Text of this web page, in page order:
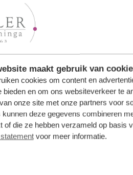
maakt gebruik van
cookies om content en
bieden en om ons websiteverkeer te
onze site met onze partners voor
kunnen deze gegevens combineren
of die ze hebben verzameld op basis
voor meer informatie.
voor jullie bruiloft te bepalen.
maximaal wilt en kunt besteden
voordat je daadwerkelijk